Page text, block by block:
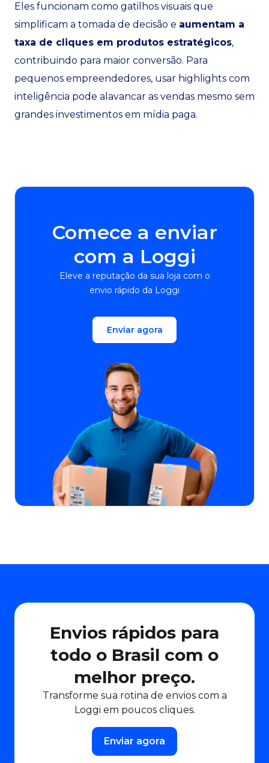
Eles funcionam como gatilhos visuais que
simplificam a tomada de decisão e aumentam a
taxa de cliques em produtos estratégicos,
contribuindo para maior conversão. Para
pequenos empreendedores, usar highlights com
inteligência pode alavancar as vendas mesmo sem
grandes investimentos em mídia paga.
Comece a enviar
com a Loggi
Eleve a reputação da sua loja com o
envio rápido da Loggi
Enviar agora
Envios rápidos para
todo o Brasil com o
melhor preço.
Transforme sua rotina de envios com a
Loggi em poucos cliques.
Enviar agora